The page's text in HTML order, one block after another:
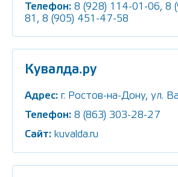
Телефон: 8 (928) 114-01-06, 8
81, 8 (905) 451-47-58
Кувалда.ру
Адрес: г. Ростов-на-Дону, ул.
Телефон: 8 (863) 303-28-27
Сайт: kuvalda.ru